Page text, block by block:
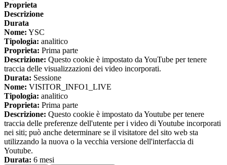
Proprieta
Descrizione
Durata
Nome: YSC
Tipologia: analitico
Proprieta: Prima parte
Descrizione: Questo cookie è impostato da YouTube per tenere
traccia delle visualizzazioni dei video incorporati.
Durata: Sessione
Nome: VISITOR_INFO1_LIVE
Tipologia: analitico
Proprieta: Prima parte
Descrizione: Questo cookie è impostato da Youtube per tenere
traccia delle preferenze dell'utente per i video di Youtube incorporati
nei siti; può anche determinare se il visitatore del sito web sta
utilizzando la nuova o la vecchia versione dell'interfaccia di
Youtube.
Durata: 6 mesi